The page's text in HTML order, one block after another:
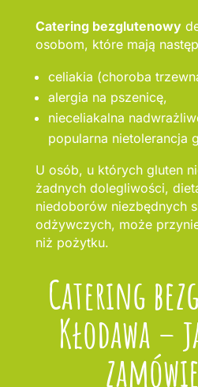
Catering bezglutenowy
osobom, które mają
celiakia (choroba
alergia na pszenicę,
nieceliakalna
popularna nietolerancja
U osób, u których gluten
żadnych dolegliwości,
niedoborów niezbędnych
odżywczych, może
niż pożytku.
Catering
Kłodawa –